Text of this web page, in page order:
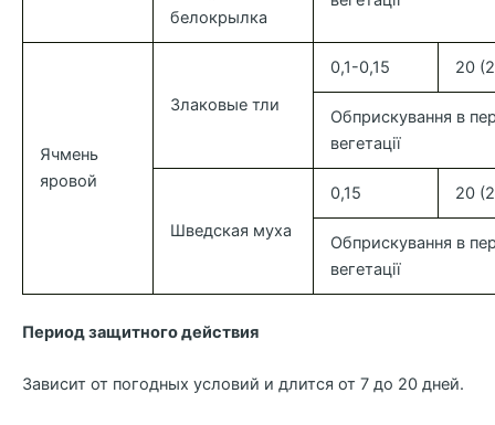
белокрылка
Ячмень
яровой
Злаковые тли
0,1-0,15 20
Обприскування в
вегетації
Шведская муха
0,15 20
Обприскування в
вегетації
Период защитного действия
Зависит от погодных условий и длится от 7 до 20 дней.